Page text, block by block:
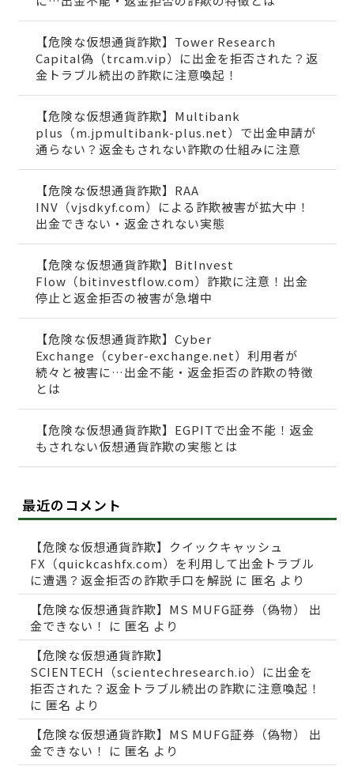
【危険な仮想通貨詐欺】Tower Research
Capital偽（trcam.vip）に出金を拒否された？返
金トラブル続出の詐欺に注意喚起！
【危険な仮想通貨詐欺】Multibank
plus（m.jpmultibank-plus.net）で出金申請が
通らない？返金もされない詐欺の仕組みに注意
【危険な仮想通貨詐欺】RAA
INV（vjsdkyf.com）による詐欺被害が拡大中！
出金できない・返金されない実態
【危険な仮想通貨詐欺】BitInvest
Flow（bitinvestflow.com）詐欺に注意！出金
停止と返金拒否の被害が急増中
【危険な仮想通貨詐欺】Cyber
Exchange（cyber-exchange.net）利用者が
続々と被害に…出金不能・返金拒否の詐欺の特徴
とは
【危険な仮想通貨詐欺】EGPITで出金不能！返金
もされない仮想通貨詐欺の実態とは
最近のコメント
【危険な仮想通貨詐欺】クイックキャッシュ
FX（quickcashfx.com）を利用して出金トラブル
に遭遇？返金拒否の詐欺手口を解説 に 匿名 より
【危険な仮想通貨詐欺】MS MUFG証券（偽物） 出
金できない！
に 匿名 より
【危険な仮想通貨詐欺】
SCIENTECH（scientechresearch.io）に出金を
拒否された？返金トラブル続出の詐欺に注意喚起！
に 匿名 より
【危険な仮想通貨詐欺】MS MUFG証券（偽物） 出
金できない！
に 匿名 より